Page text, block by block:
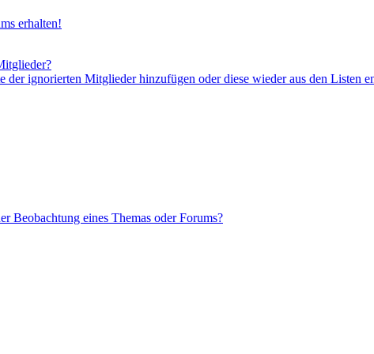
erhalten!
ignorierten Mitglieder hinzufügen oder diese wieder aus den Listen
Beobachtung eines Themas oder Forums?